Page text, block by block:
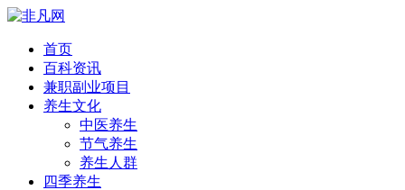
首页
百科资讯
兼职副业项目
养生文化
中医养生
节气养生
养生人群
四季养生